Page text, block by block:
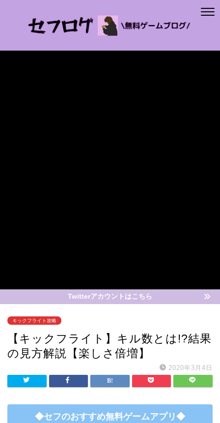
Twitterアカウントはこちら
キックフライト攻略
【キックフライト】キル数とは!?結果
の見方解説【楽しさ倍増】
2020年3月4日
◆セフのおすすめ無料ゲームアプリ◆